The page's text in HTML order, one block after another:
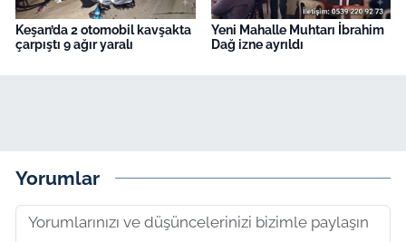
Keşan’da 2 otomobil kavşakta
çarpıştı 9 ağır yaralı
Yeni Mahalle Muhtarı İbrahim
Dağ izne ayrıldı
Yorumlar